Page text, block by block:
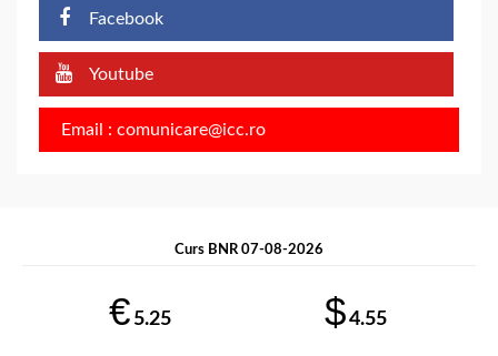
Facebook
Youtube
Email : comunicare@icc.ro
Curs BNR 07-08-2026
€ 5.25 $4.55